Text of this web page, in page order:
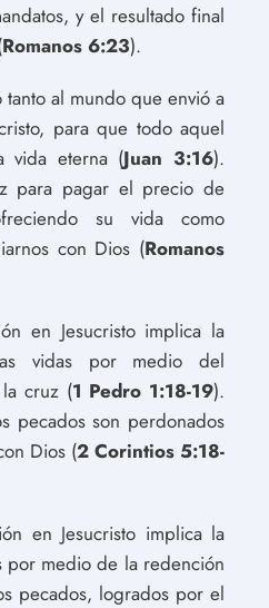
y el resultado final
Romanos 6:23).
al mundo que envió a
para que todo aquel
vida eterna (Juan 3:16).
para pagar el precio de
su vida como
con Dios (Romanos
en Jesucristo implica la
vidas por medio del
cruz (1 Pedro 1:18-19).
pecados son perdonados
Dios (2 Corintios 5:18-
en Jesucristo implica la
por medio de la redención
pecados, logrados por el